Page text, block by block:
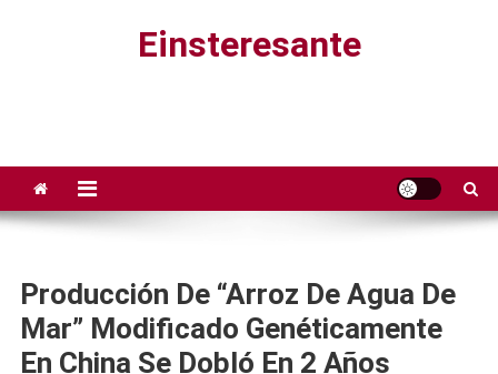
Einsteresante
Producción De “arroz De Agua De
Mar” Modificado Genéticamente
En China Se Dobló En 2 Años